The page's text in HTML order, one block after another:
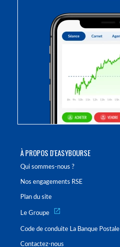
À PROPOS D'EASYBOURSE
Qui sommes-nous ?
Nos engagements RSE
Plan du site
Le Groupe
Code de conduite La Banque Postale
Contactez-nous